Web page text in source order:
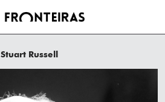
Stuart Russell